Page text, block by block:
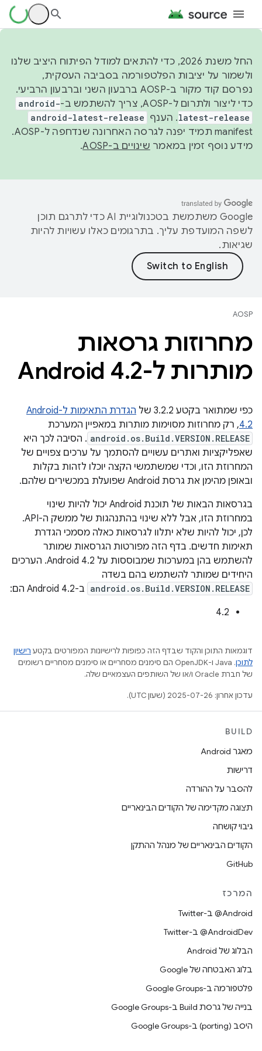
החל משנת 2026, כדי להתאים למודל הפיתוח היציב שלנו
ולשמור על יציבות הפלטפורמה בסביבה העסקית,
נפרסם קוד מקור ב-AOSP ברבעון השני וברבעון הרביעי.
כדי ליצור ולתרום ל-AOSP, צריך להשתמש ב-
android-
latest-release. הענף android-latest-release
manifest תמיד יפנה לגרסה האחרונה שנדחפה ל-AOSP.
מידע נוסף זמין במאמר שינויים ב-AOSP .
‫Google משתמשת בטכנולוגיית AI כדי לתרגם תוכן
לשפה המועדפת עליך. בתרגומים כאלו עשויות להיות
שגיאות.
AOSP
מחרוזות גרסאות
מותרות ל-Android 4 .2
כפי שמתואר בקטע 3.2.2 של
הגדרת התאימות ל-Android
4.2, רק מחרוזות מסוימות מותרות במאפיין המערכת
android.os.Build.VERSION.RELEASE . הסיבה לכך היא
שאפליקציות ואתרים עשויים להסתמך על ערכים צפויים של
המחרוזת הזו, וכדי שמשתמשי הקצה יוכלו לזהות בקלות
ובאופן מהימן את גרסת Android שפועלת במכשירים שלהם.
בגרסאות הבאות של תוכנת Android יכול להיות שינוי
במחרוזת הזו, אבל ללא שינוי בהתנהגות של ממשק ה-API.
לכן, יכול להיות שלא יתלוו לגרסאות כאלה מסמכי הגדרת
תאימות חדשים. בדף הזה מפורטות הגרסאות שמותר
להשתמש בהן במערכות שמבוססות על Android 4.2. הערכים
היחידים שמותר להשתמש בהם בשדה
android.os.Build.VERSION.RELEASE ב-Android 4.2 הם:
‫4.2
דוגמאות התוכן והקוד שבדף הזה כפופות לרישיונות המפורטים בקטע רישיון
לתוכן
.‏ Java ו-OpenJDK הם סימנים מסחריים או סימנים מסחריים רשומים
של חברת Oracle ו/או של השותפים העצמאיים שלה.
עדכון אחרון: 2025-07-26 (שעון UTC).
BUILD
מאגר Android
דרישות
להסבר על ההורדה
תצוגה מקדימה של הקודים הבינאריים
גיבוי קושחה
הקודים הבינאריים של מנהל ההתקן
GitHub
המרכז
‎@Android ב-Twitter
‎@AndroidDev ב-Twitter
הבלוג של Android
בלוג האבטחה של Google
פלטפורמה ב-Google Groups
בנייה של גרסת Build ב-Google Groups
היסב (porting) ב-Google Groups